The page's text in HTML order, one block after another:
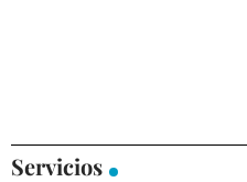
Servicios